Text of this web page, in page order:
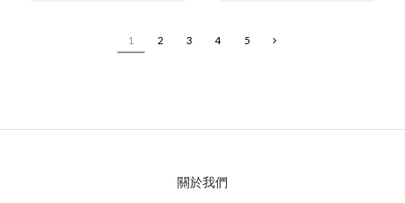
1 2 3 4 5
關於我們